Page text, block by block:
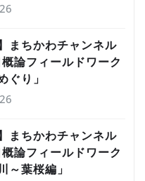
まちかわチャンネル
論フィールドワーク
ぐり」
まちかわチャンネル
論フィールドワーク
～葉桜編」